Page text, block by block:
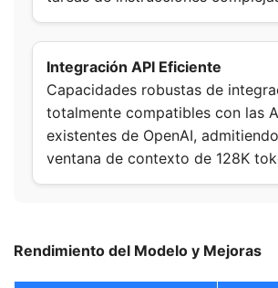
Integración API Eficiente
Capacidades robustas de
totalmente compatibles con las
existentes de OpenAI,
ventana de contexto de 128K
Rendimiento del Modelo y Mejoras